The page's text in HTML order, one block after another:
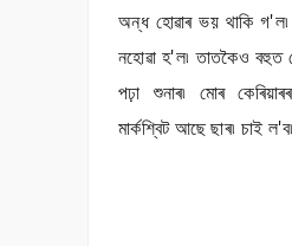
অন্ধ হোৱাৰ ভয় থাকি
নহোৱা হ'ল৷ তাতকৈও বহুত
পঢ়া শুনাৰ৷ মোৰ
মাৰ্কশ্বিট আছে ছাৰ৷ চাই